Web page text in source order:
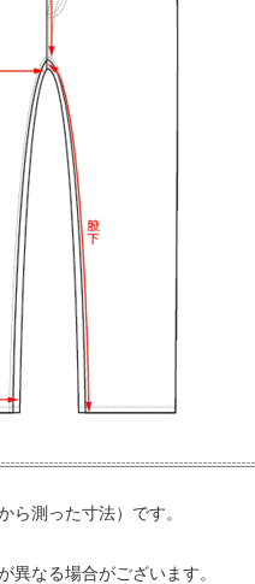
ら測った寸法）です。
異なる場合がございます。